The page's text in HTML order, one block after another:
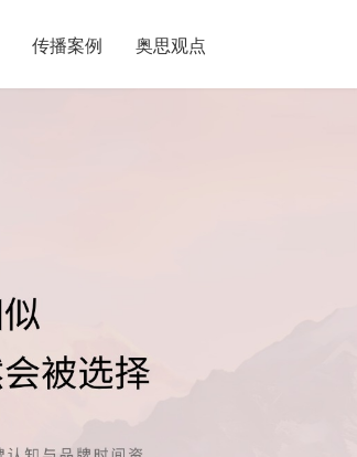
传播案例 奥思观点